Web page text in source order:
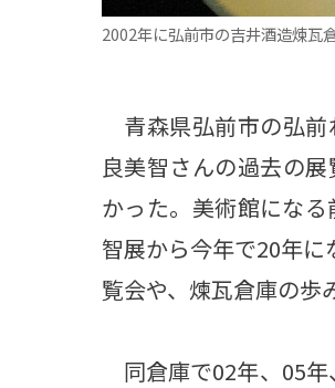
2002年に弘前市の吉井酒造煉瓦
青森県弘前市の弘前
良美智さんの過去の
かった。美術館にな
智展から今年で20年
覧会や、煉瓦倉庫の歩
同倉庫で02年、05年